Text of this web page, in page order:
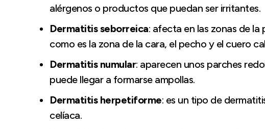
alérgenos o productos que puedan ser irritantes.
Dermatitis seborreica: afecta en las zonas de la
como es la zona de la cara, el pecho y el cuero
Dermatitis numular: aparecen unos parches
puede llegar a formarse ampollas.
Dermatitis herpetiforme: es un tipo de
celíaca.